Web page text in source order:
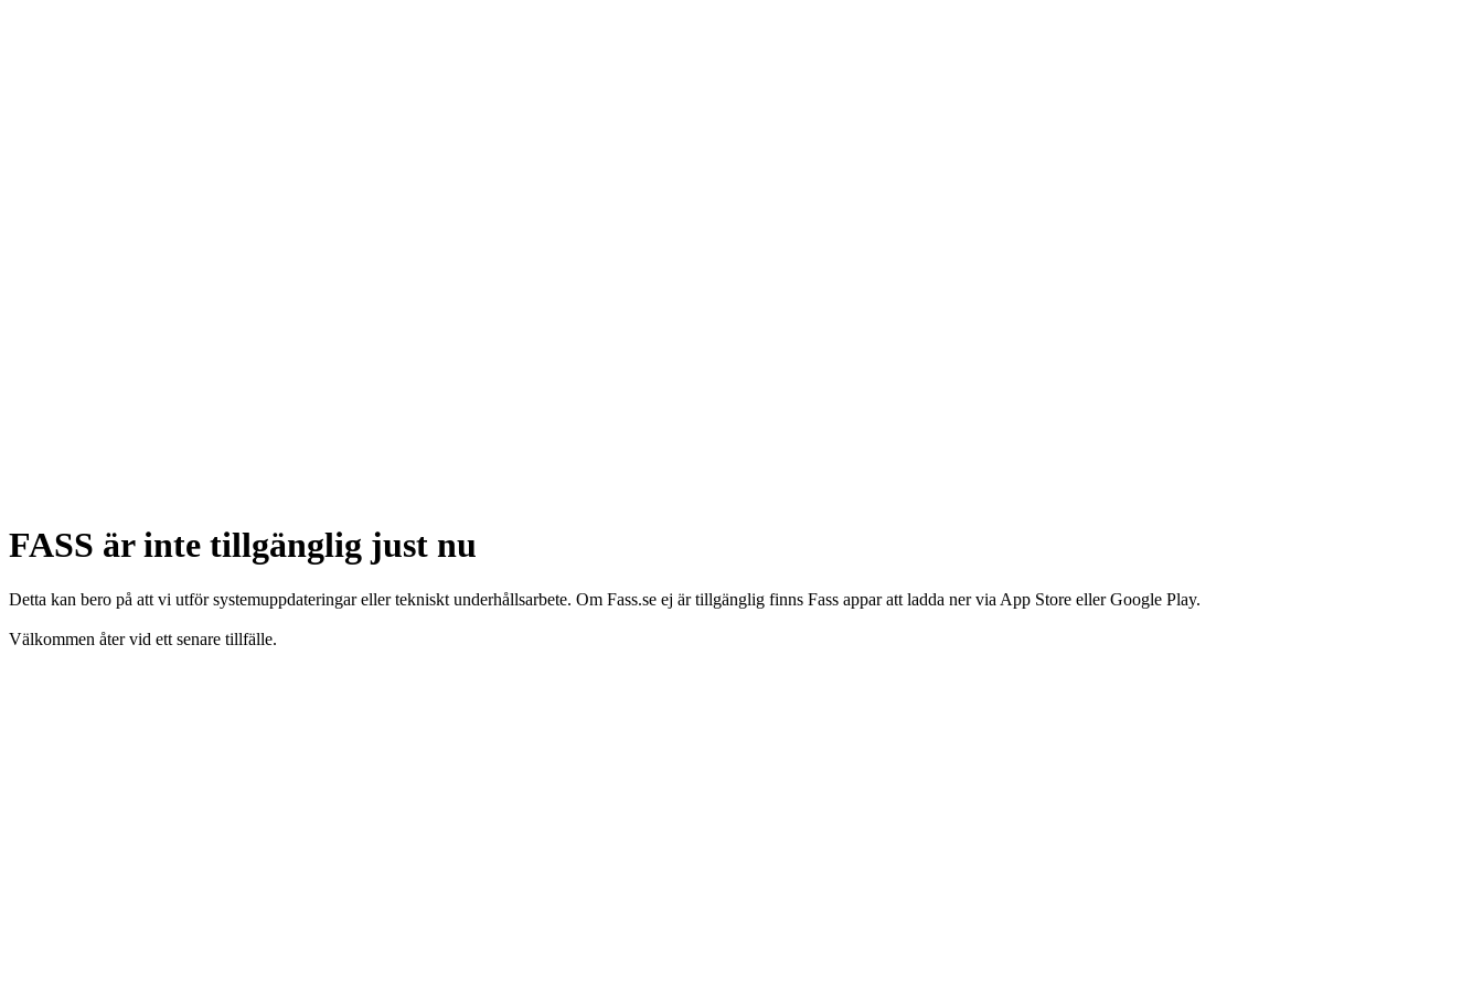
FASS är inte tillgänglig just nu
Detta kan bero på att vi utför systemuppdateringar eller tekniskt underhållsarbete. Om Fass.se ej är tillgänglig finns Fass appar att ladda ner via App Store eller Google Play.
Välkommen åter vid ett senare tillfälle.